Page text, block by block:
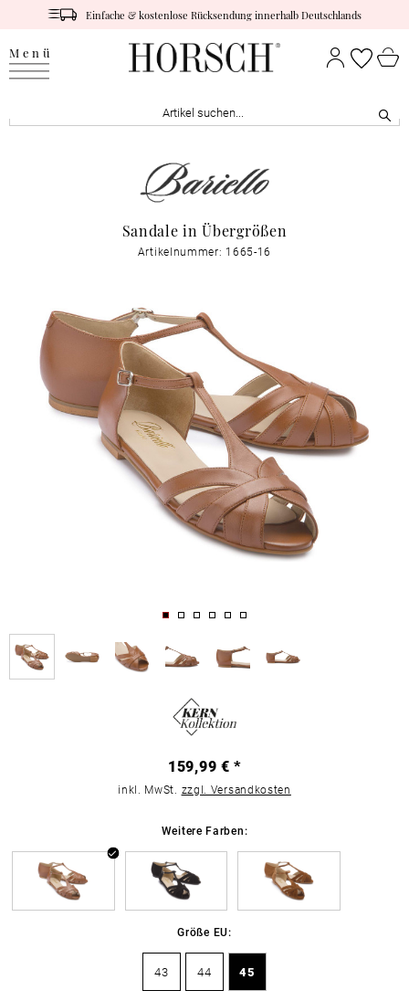
Einfache & kostenlose Rücksendung innerhalb Deutschlands
Menü
Sandale in Übergrößen
Artikelnummer: 1665-16
159,99 € *
inkl. MwSt. zzgl. Versandkosten
Weitere Farben:
Größe EU:
43 44 45